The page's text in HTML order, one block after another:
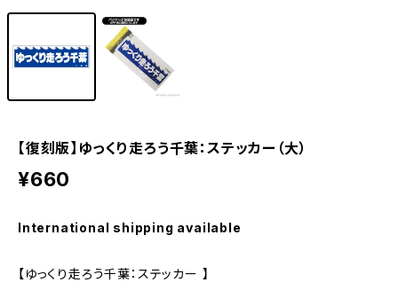
【復刻版】ゆっくり走ろう千葉：ステッカー（大）
¥660
International shipping available
【ゆっくり走ろう千葉：ステッカー 】